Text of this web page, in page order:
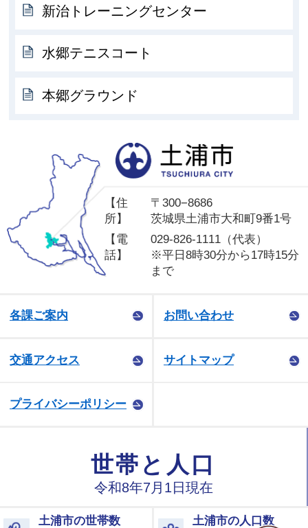
新治トレーニングセンター
水郷テニスコート
本郷グラウンド
【住
所】
〒300−8686
茨城県土浦市大和町9番1号
【電
話】
029-826-1111（代表）
※平日8時30分から17時15分
まで
各課ご案内 お問い合わせ
交通アクセス サイトマップ
プライバシーポリシー